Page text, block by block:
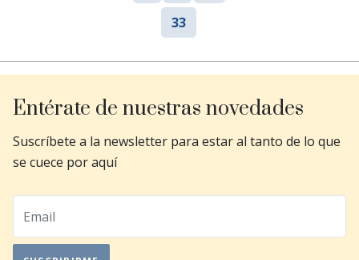
33
Entérate de nuestras novedades
Suscríbete a la newsletter para estar al tanto de lo que
se cuece por aquí